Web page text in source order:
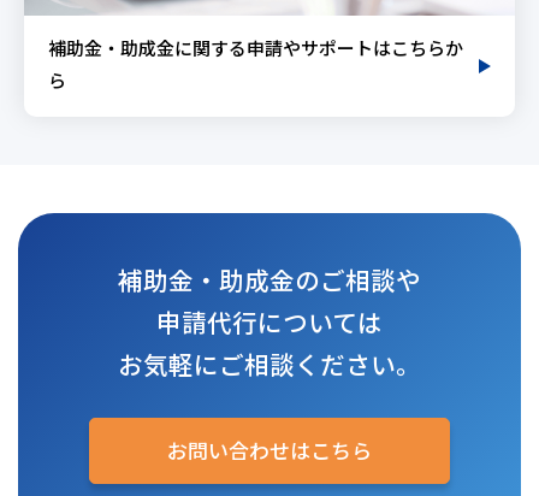
補助金・助成金に関する申請やサポートはこちらか
ら
補助金・助成金のご相談や
申請代行については
お気軽にご相談ください。
お問い合わせはこちら